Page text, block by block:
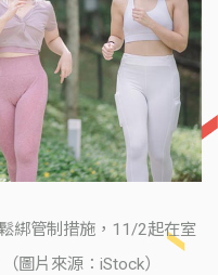
綁管制措施，11/2起在室
圖片來源：iStock）